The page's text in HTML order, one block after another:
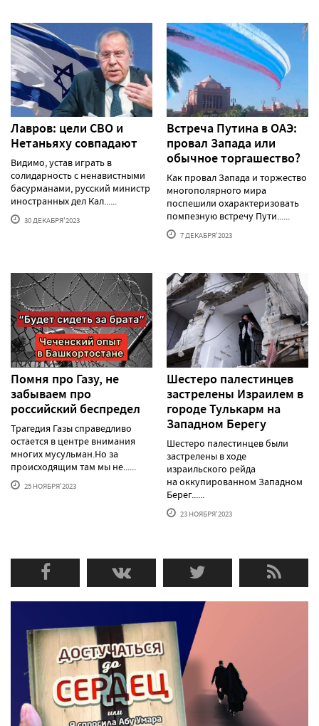
Лавров: цели СВО и
Нетаньяху совпадают
Видимо, устав играть в
солидарность с ненавистными
басурманами, русский министр
иностранных дел Кал......
30 ДЕКАБРЯ'2023
Встреча Путина в ОАЭ:
провал Запада или
обычное торгашество?
Как провал Запада и торжество
многополярного мира
поспешили охарактеризовать
помпезную встречу Пути......
7 ДЕКАБРЯ'2023
Помня про Газу, не
забываем про
российский беспредел
Трагедия Газы справедливо
остается в центре внимания
многих мусульман.Но за
происходящим там мы не......
25 НОЯБРЯ'2023
Шестеро палестинцев
застрелены Израилем в
городе Тулькарм на
Западном Берегу
Шестеро палестинцев были
застрелены в ходе
израильского рейда
на оккупированном Западном
Берег......
23 НОЯБРЯ'2023